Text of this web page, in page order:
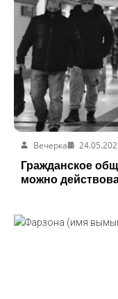
Вечерка
Гражданское
можно